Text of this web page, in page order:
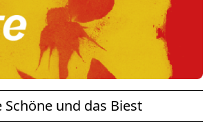
Schöne und das Biest